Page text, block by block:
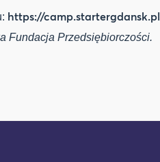
https://camp.startergdansk.pl
Fundacja Przedsiębiorczości.